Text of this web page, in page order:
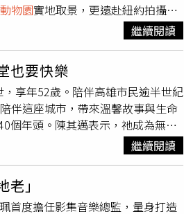
里」陪伴了無數大小朋友的童年時
阿里」的離世皆為自然高齡因素所
估引進其他適齡動物的可能性，以
物園實地取景，更遠赴紐約拍攝關
客手機不慎掉入「黑熊波比」園
在眾人協助下平安收場，也讓觀眾
播中分享，那場戲有真實的黑熊畫
所以跟他對戲反而讓我更加進入
霸氣廣告總監的邵雨薇，因得罪
了「鳳梨酥」進入動物園，引發獼
糞便，看著滿屋子的排泄物，讓這
。直播中被問到大便是不是真的、
好，一開始很臭，但後面習慣
且最近每天都在看日本人氣小猴
請大家支持，讓我們第二季去日
繼續閱讀
也要快樂
享年52歲。陪伴高雄市民逾半世紀
伴這座城市，帶來溫馨故事與生命
個年頭。陳其邁表示，祂成為無數
友一起探訪「阿里」，形容牠個性
緩走近、輕輕擺動長鼻回應。保育
讓更多人看見非洲象的智慧與溫
並深情道別：「到天堂也要繼續調
繼續閱讀
」
首度擔任影集音樂總監，量身打造